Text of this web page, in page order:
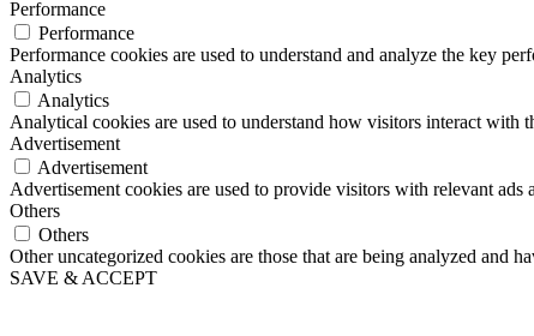
Performance
Performance
Performance cookies are used to understand and analyze the key
Analytics
Analytics
Analytical cookies are used to understand how visitors interact with
Advertisement
Advertisement
Advertisement cookies are used to provide visitors with relevant
Others
Others
Other uncategorized cookies are those that are being analyzed and
SAVE & ACCEPT